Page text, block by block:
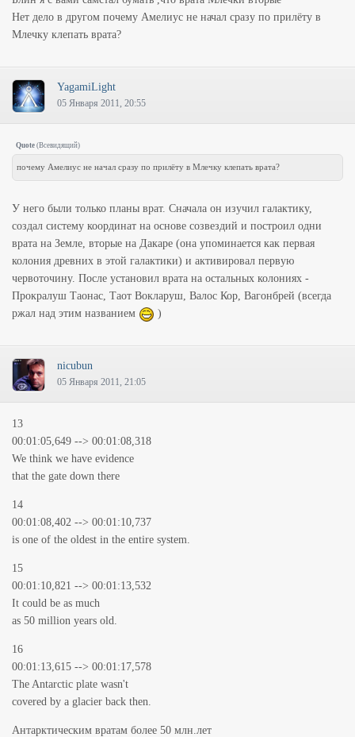
Нет дело в другом почему Амелиус не начал сразу по прилёту в
Млечку клепать врата?
YagamiLight
05 Января 2011, 20:55
Quote (Всевидящий)
почему Амелиус не начал сразу по прилёту в Млечку клепать врата?
У него были только планы врат. Сначала он изучил галактику,
создал систему координат на основе созвездий и построил одни
врата на Земле, вторые на Дакаре (она упоминается как первая
колония древних в этой галактики) и активировал первую
червоточину. После установил врата на остальных колониях -
Прокралуш Таонас, Таот Вокларуш, Валос Кор, Вагонбрей (всегда
ржал над этим названием
)
nicubun
05 Января 2011, 21:05
13
00:01:05,649 --> 00:01:08,318
We think we have evidence
that the gate down there
14
00:01:08,402 --> 00:01:10,737
is one of the oldest in the entire system.
15
00:01:10,821 --> 00:01:13,532
It could be as much
as 50 million years old.
16
00:01:13,615 --> 00:01:17,578
The Antarctic plate wasn't
covered by a glacier back then.
Антарктическим вратам более 50 млн.лет